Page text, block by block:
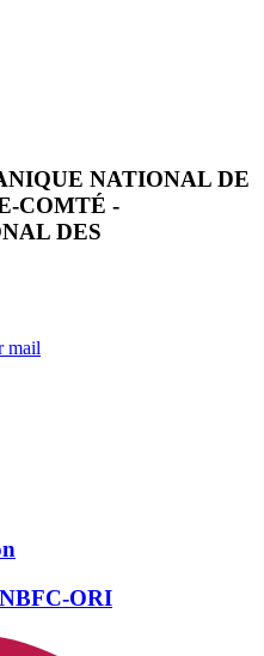
NATIONAL DE
COMTÉ -
DES
mail
ORI